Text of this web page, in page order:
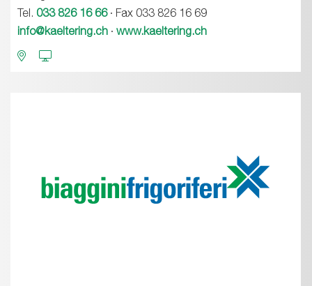
Tel. 033 826 16 66· Fax 033 826 16 69
info@kaeltering.ch · www.kaeltering.ch